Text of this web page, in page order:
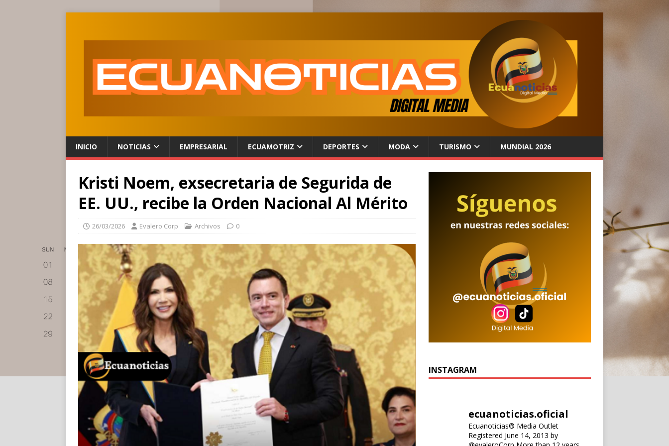
INICIO NOTICIAS EMPRESARIAL ECUAMOTRIZ DEPORTES MODA TURISMO MUNDIAL 2026
Kristi Noem, exsecretaria de Segurida de
EE. UU., recibe la Orden Nacional Al Mérito
26/03/2026 Evalero Corp Archivos 0
INSTAGRAM
ecuanoticias.oficial
Ecuanoticias® Media Outlet
Registered June 14, 2013 by